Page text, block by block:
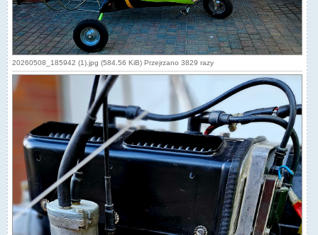
20260508_185942 (1).jpg (584.56 KiB) Przejrzano 3829 razy